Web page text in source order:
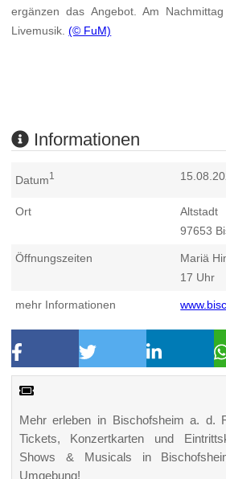
ergänzen das Angebot. Am
Livemusik.(© FuM)
Informationen
Datum1
Ort
Altstadt
97653
Öffnungszeiten
Mariä
17 Uhr
mehr Informationen
Mehr erleben in Bischofsheim a. d.
Tickets, Konzertkarten und
Shows & Musicals in
Umgebung!